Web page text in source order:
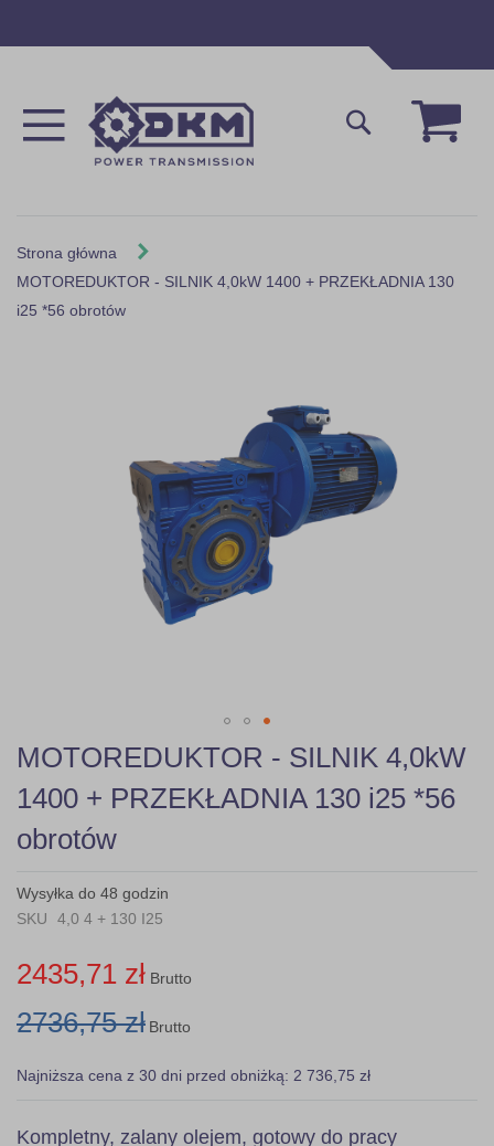
Mój
Szukaj
Strona główna
MOTOREDUKTOR - SILNIK 4,0kW 1400 + PRZEKŁADNIA 130
i25 *56 obrotów
Skip
to
the
beginning
of
the
gallery
MOTOREDUKTOR - SILNIK 4,0kW
1400 + PRZEKŁADNIA 130 i25 *56
obrotów
Wysyłka do 48 godzin
SKU
4,0 4 + 130 I25
2435,71 zł Brutto
2736,75 zł Brutto
Najniższa cena z 30 dni przed obniżką: 2 736,75 zł
Kompletny, zalany olejem, gotowy do pracy